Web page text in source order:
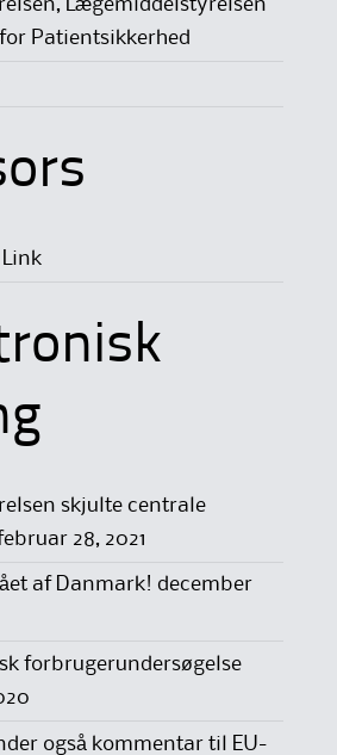
Lægemiddelstyrelsen
Patientsikkerhed
skjulte centrale
28, 2021
af Danmark! december
forbrugerundersøgelse
også kommentar til EU-